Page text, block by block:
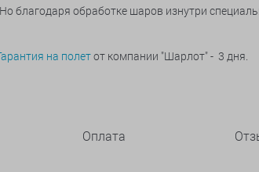
благодаря обработке шаров изнутри
на полетот компании "Шарлот" - 3 дня.
Оплата